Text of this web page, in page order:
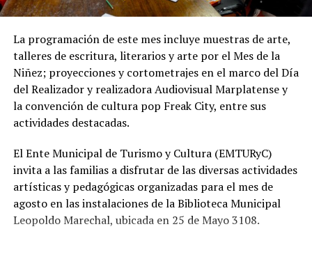
preservar las napas de agua subterránea, además de
mejorar las condiciones de higiene y salubridad para los
vecinos.
Tras la apertura de sobres, el expediente continuará su
recorrido administrativo con la intervención de la
Comisión de Estudio de Ofertas y Adjudicación, que
tendrá a su cargo la evaluación de las propuestas
obra.
La programación de este mes incluye muestras de arte,
talleres de escritura, literarios y arte por el Mes de la
Niñez; proyecciones y cortometrajes en el marco del Día
del Realizador y realizadora Audiovisual Marplatense y
la convención de cultura pop Freak City, entre sus
actividades destacadas.
El Ente Municipal de Turismo y Cultura (EMTURyC)
invita a las familias a disfrutar de las diversas actividades
artísticas y pedagógicas organizadas para el mes de
agosto en las instalaciones de la Biblioteca Municipal
Leopoldo Marechal, ubicada en 25 de Mayo 3108.